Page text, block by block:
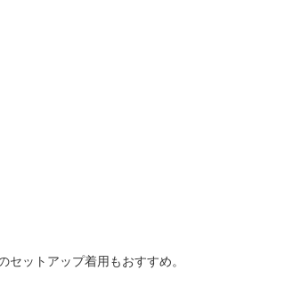
ットアップ着用もおすすめ。